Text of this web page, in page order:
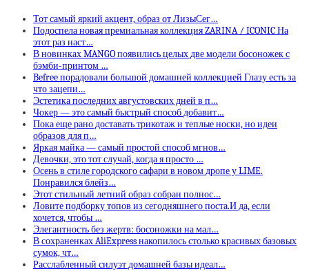
Тот самый яркий акцент, образ от ЛизыСег…
Подоспела новая премиальная коллекция ZARINA / ICONIC На
этот раз наст…
В новинках MANGO появились целых две модели босоножек с
бэмби-принтом …
Befree порадовали большой домашней коллекцией Глазу есть за
что зацепи…
Эстетика последних августовских дней в п…
Чокер — это самый быстрый способ добавит…
Пока еще рано доставать трикотаж и теплые носки, но идеи
образов для п…
Яркая майка — самый простой способ мгнов…
Девочки, это тот случай, когда я просто …
Осень в стиле городского сафари в новом дропе у LIME.
Понравился блейз…
Этот стильный летний образ собран полнос…
Ловите подборку топов из сегодняшнего поста.И да, если
хочется, чтобы …
Элегантность без жертв: босоножки на мал…
В сохраненках AliExpress накопилось столько красивых базовых
сумок, чт…
Расслабленный силуэт домашней базы идеал…